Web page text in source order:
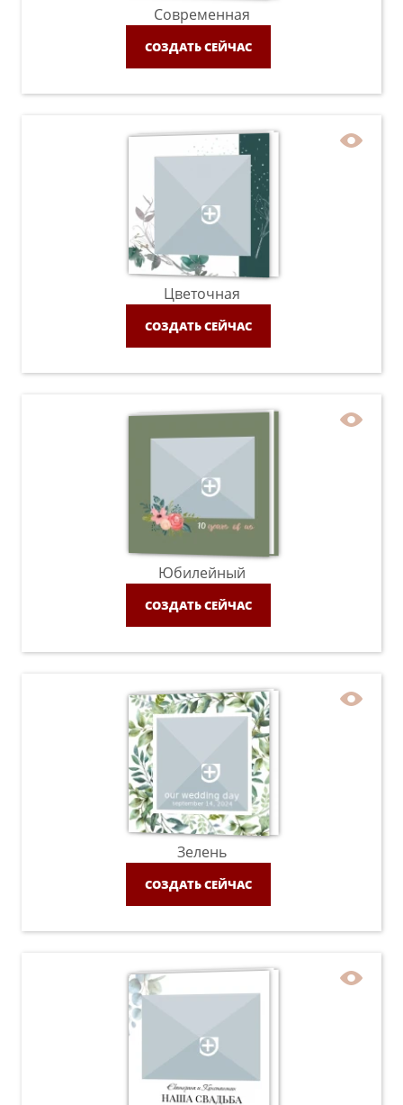
Современная
СОЗДАТЬ СЕЙЧАС
Цветочная
СОЗДАТЬ СЕЙЧАС
Юбилейный
СОЗДАТЬ СЕЙЧАС
Зелень
СОЗДАТЬ СЕЙЧАС